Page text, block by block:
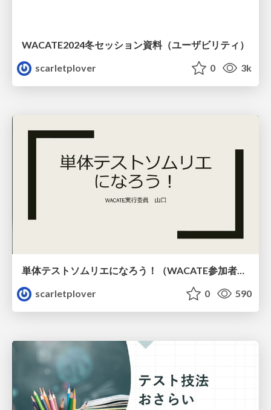
WACATE2024冬セッション資料（ユーザビリティ）
scarletplover
0 3k
単体テストソムリエになろう！（WACATE参加者用）
scarletplover
0 590